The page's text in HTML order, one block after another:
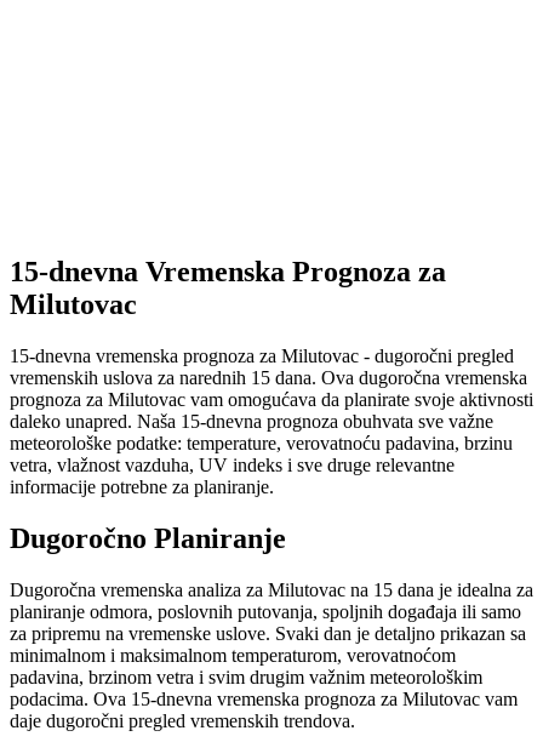
15-dnevna Vremenska Prognoza za
Milutovac
15-dnevna vremenska prognoza za Milutovac - dugoročni pregled
vremenskih uslova za narednih 15 dana. Ova dugoročna vremenska
prognoza za Milutovac vam omogućava da planirate svoje aktivnosti
daleko unapred. Naša 15-dnevna prognoza obuhvata sve važne
meteorološke podatke: temperature, verovatnoću padavina, brzinu
vetra, vlažnost vazduha, UV indeks i sve druge relevantne
informacije potrebne za planiranje.
Dugoročno Planiranje
Dugoročna vremenska analiza za Milutovac na 15 dana je idealna za
planiranje odmora, poslovnih putovanja, spoljnih događaja ili samo
za pripremu na vremenske uslove. Svaki dan je detaljno prikazan sa
minimalnom i maksimalnom temperaturom, verovatnoćom
padavina, brzinom vetra i svim drugim važnim meteorološkim
podacima. Ova 15-dnevna vremenska prognoza za Milutovac vam
daje dugoročni pregled vremenskih trendova.